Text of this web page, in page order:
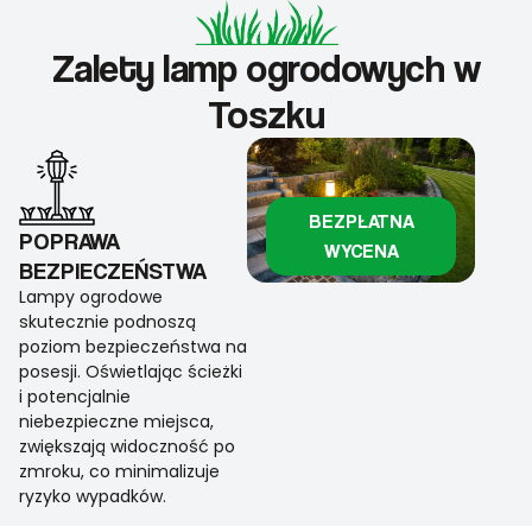
Zalety lamp ogrodowych w
Toszku
POPRAWA
BEZPIECZEŃSTWA
Lampy ogrodowe
skutecznie podnoszą
poziom bezpieczeństwa na
posesji. Oświetlając ścieżki
i potencjalnie
niebezpieczne miejsca,
zwiększają widoczność po
zmroku, co minimalizuje
ryzyko wypadków.
BEZPŁATNA
WYCENA